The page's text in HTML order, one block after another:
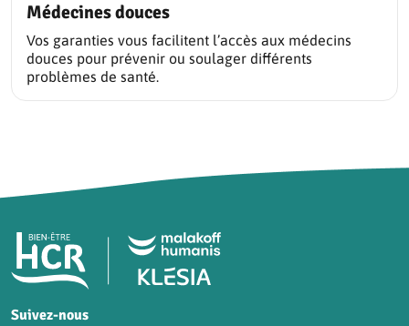
Médecines douces
Vos garanties vous facilitent l’accès aux médecins
douces pour prévenir ou soulager différents
problèmes de santé.
Pied de page HCR Bien-Être
Suivez-nous